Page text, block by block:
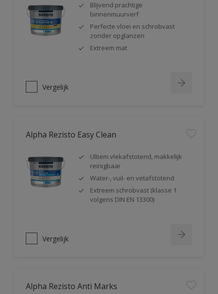
Blijvend prachtige
binnenmuurverf
Perfecte vloei en schrobvast
zonder opglanzen
Extreem mat
Vergelijk
Alpha Rezisto Easy Clean
Ultiem vlekafstotend, makkelijk
reinigbaar
Water-, vuil- en vetafstotend
Extreem schrobvast (klasse 1
volgens DIN EN 13300)
Vergelijk
Alpha Rezisto Anti Marks